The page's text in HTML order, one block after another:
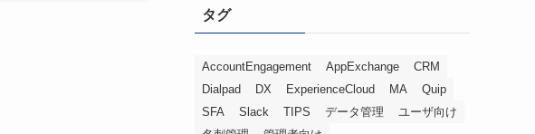
タグ
AccountEngagement AppExchange
CRM
Dialpad
DX ExperienceCloud MA
Quip
SFA
Slack TIPS データ管理
ユーザ向け